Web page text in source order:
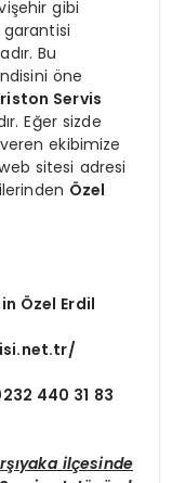
gibi
Bu
öne
Servis
Eğer sizde
ekibimize
sitesi adresi
Özel
Özel Erdil
440 31 83
ilçesinde